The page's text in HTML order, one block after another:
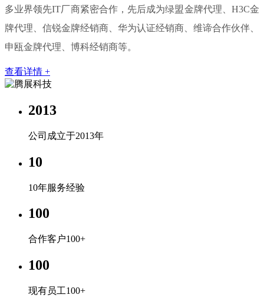
多业界领先IT厂商紧密合作，先后成为绿盟金牌代理、H3C金
牌代理、信锐金牌经销商、华为认证经销商、维谛合作伙伴、
申瓯金牌代理、博科经销商等。
查看详情 +
2013
公司成立于2013年
10
10年服务经验
100
合作客户100+
100
现有员工100+